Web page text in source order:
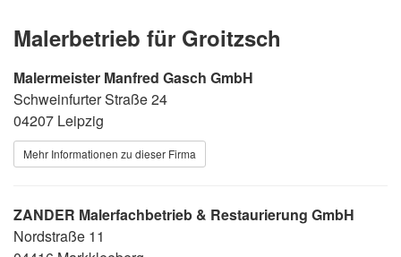
Malerbetrieb für Groitzsch
Malermeister Manfred Gasch GmbH
Schweinfurter Straße 24
04207 Leipzig
Mehr Informationen zu dieser Firma
ZANDER Malerfachbetrieb & Restaurierung GmbH
Nordstraße 11